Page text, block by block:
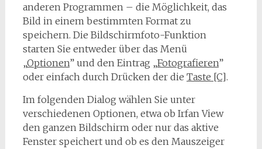
anderen Programmen – die Möglichkeit, das
Bild in einem bestimmten Format zu
speichern. Die Bildschirmfoto-Funktion
starten Sie entweder über das Menü
„Optionen” und den Eintrag „Fotografieren”
oder einfach durch Drücken der die Taste [C].
Im folgenden Dialog wählen Sie unter
verschiedenen Optionen, etwa ob Irfan View
den ganzen Bildschirm oder nur das aktive
Fenster speichert und ob es den Mauszeiger